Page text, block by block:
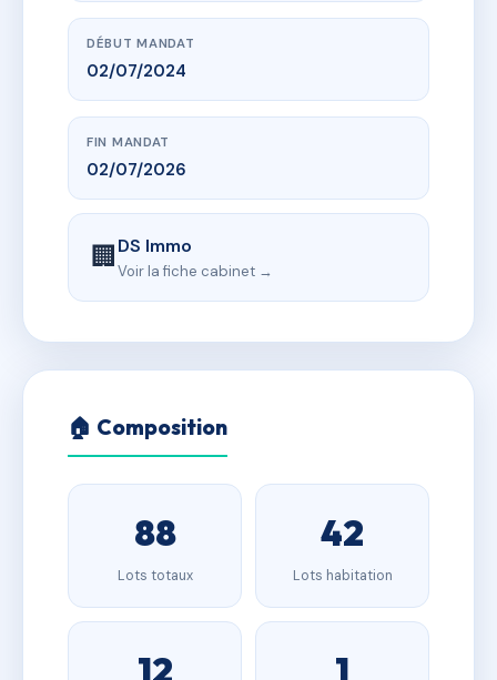
DÉBUT MANDAT
02/07/2024
FIN MANDAT
02/07/2026
🏢DS Immo
Voir la fiche cabinet →
🏠 Composition
88
Lots totaux
42
Lots habitation
12 1